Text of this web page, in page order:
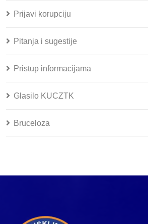
Prijavi korupciju
Pitanja i sugestije
Pristup informacijama
Glasilo KUCZTK
Bruceloza